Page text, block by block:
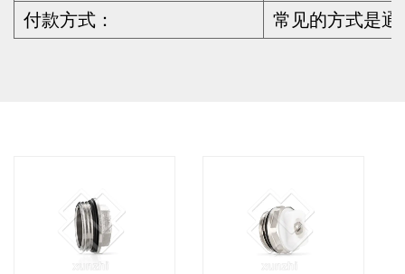
付款方式：
常见的方式是